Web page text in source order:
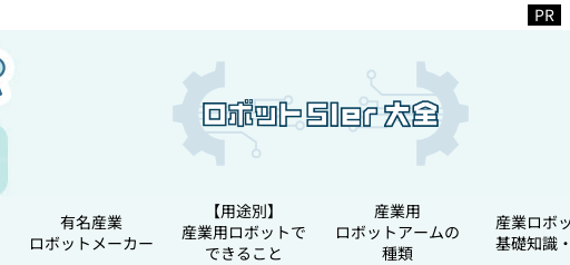
有名産業
ロボットメーカー
【用途別】
産業用ロボットで
できること
産業用
ロボットアームの
種類
産業ロボ
基礎知識